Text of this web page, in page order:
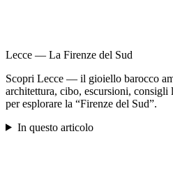
Lecce — La Firenze del Sud
Scopri Lecce — il gioiello barocco
architettura, cibo, escursioni,
per esplorare la “Firenze del Sud”.
In questo articolo